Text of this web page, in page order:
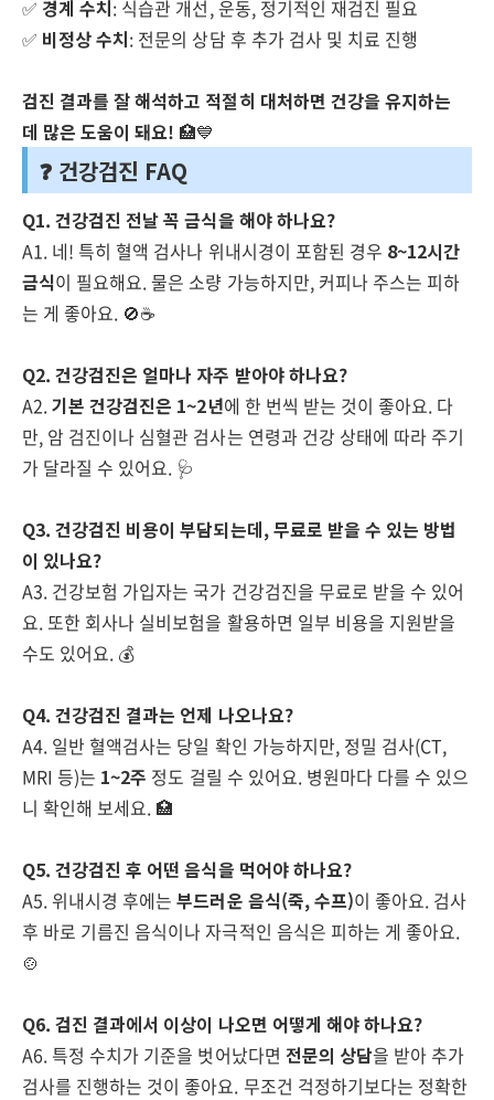
✅ 경계 수치: 식습관 개선, 운동, 정기적인 재검진 필요
✅ 비정상 수치: 전문의 상담 후 추가 검사 및 치료 진행
검진 결과를 잘 해석하고 적절히 대처하면 건강을 유지하는
데 많은 도움이 돼요! 🏥💙
❓ 건강검진 FAQ
Q1. 건강검진 전날 꼭 금식을 해야 하나요?
A1. 네! 특히 혈액 검사나 위내시경이 포함된 경우 8~12시간
금식이 필요해요. 물은 소량 가능하지만, 커피나 주스는 피하
는 게 좋아요. 🚫☕
Q2. 건강검진은 얼마나 자주 받아야 하나요?
A2.기본 건강검진은 1~2년에 한 번씩 받는 것이 좋아요. 다
만, 암 검진이나 심혈관 검사는 연령과 건강 상태에 따라 주기
가 달라질 수 있어요. 🩺
Q3. 건강검진 비용이 부담되는데, 무료로 받을 수 있는 방법
이 있나요?
A3. 건강보험 가입자는 국가 건강검진을 무료로 받을 수 있어
요. 또한 회사나 실비보험을 활용하면 일부 비용을 지원받을
수도 있어요. 💰
Q4. 건강검진 결과는 언제 나오나요?
A4. 일반 혈액검사는 당일 확인 가능하지만, 정밀 검사(CT,
MRI 등)는 1~2주 정도 걸릴 수 있어요. 병원마다 다를 수 있으
니 확인해 보세요. 🏥
Q5. 건강검진 후 어떤 음식을 먹어야 하나요?
A5. 위내시경 후에는부드러운 음식(죽, 수프)이 좋아요. 검사
후 바로 기름진 음식이나 자극적인 음식은 피하는 게 좋아요.
🍲
Q6. 검진 결과에서 이상이 나오면 어떻게 해야 하나요?
A6. 특정 수치가 기준을 벗어났다면 전문의 상담을 받아 추가
검사를 진행하는 것이 좋아요. 무조건 걱정하기보다는 정확한